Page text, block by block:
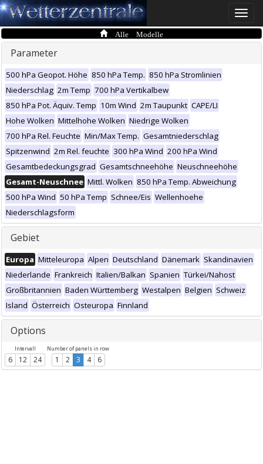
Toggle
Alle Modelle
Parameter
500 hPa Geopot. Höhe 850 hPa Temp. 850 hPa Stromlinien
Niederschlag 2m Temp 700 hPa Vertikalbew
850 hPa Pot. Äquiv. Temp 10m Wind 2m Taupunkt CAPE/LI
Hohe Wolken Mittelhohe Wolken Niedrige Wolken
700 hPa Rel. Feuchte Min/Max Temp. Gesamtniederschlag
Spitzenwind 2m Rel. feuchte 300 hPa Wind 200 hPa Wind
Gesamtbedeckungsgrad Gesamtschneehöhe Neuschneehöhe
Gesamt-Neuschnee Mittl. Wolken 850 hPa Temp. Abweichung
500 hPa Wind 50 hPa Temp Schnee/Eis Wellenhoehe
Niederschlagsform
Gebiet
Europa Mitteleuropa Alpen Deutschland Dänemark Skandinavien
Niederlande Frankreich Italien/Balkan Spanien Türkei/Nahost
Großbritannien Baden Württemberg Westalpen Belgien Schweiz
Island Österreich Osteuropa Finnland
Options
Intervall
6 12 24
Number of panels in row
1 2 3 4 6